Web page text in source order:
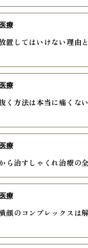
置してはいけない理由
医療
く方法は本当に痛くな
医療
ら治すしゃくれ治療の
医療
顔のコンプレックスは
医療